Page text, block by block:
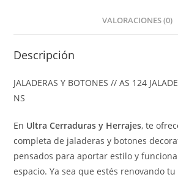
VALORACIONES (0)
Descripción
JALADERAS Y BOTONES // AS 124
NS
En Ultra Cerraduras y Herrajes, te
completa de jaladeras y botones
pensados para aportar estilo y
espacio. Ya sea que estés renovando